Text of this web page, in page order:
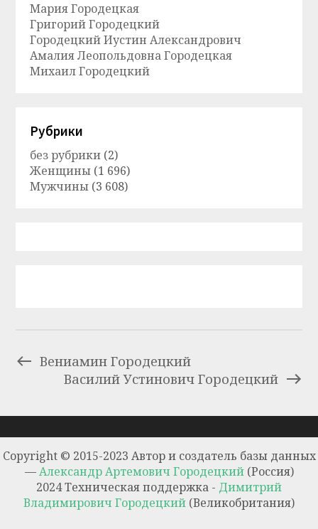
Мария Городецкая
Григорий Городецкий
Городецкий Иустин Александрович
Амалия Леопольдовна Городецкая
Михаил Городецкий
Рубрики
без рубрики (2)
Женщины (1 696)
Мужчины (3 608)
Вениамин Городецкий
Василий Устинович Городецкий
Copyright © 2015-2023 Автор и создатель базы данных
—Александр Артемович Городецкий(Россия)
2024 Техническая поддержка - Димитрий
Владимирович Городецкий (Великобритания)